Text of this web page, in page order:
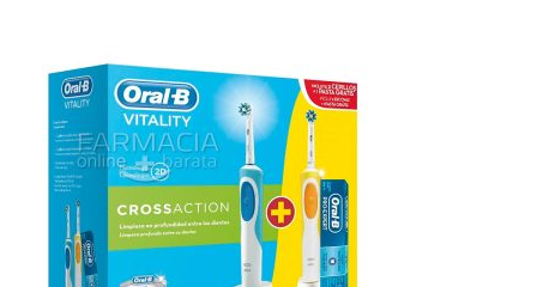
era:
44,95 €.
es:
33,38 €.